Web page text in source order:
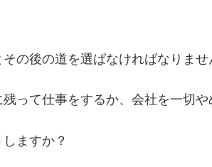
の後の道を選ばなければなりませ
って仕事をするか、会社を一切や
ますか？